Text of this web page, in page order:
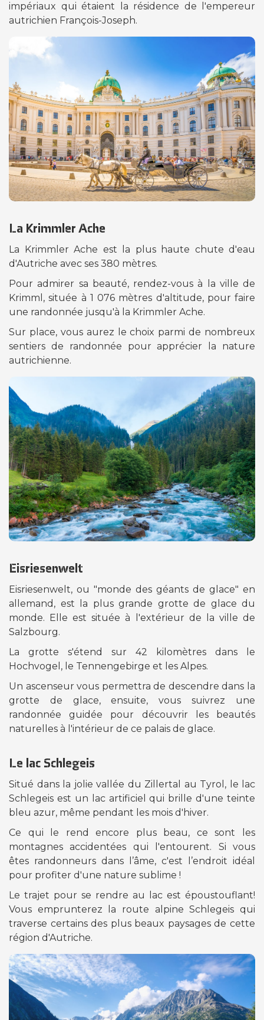
impériaux qui étaient la résidence de l'empereur
autrichien François-Joseph.
La Krimmler Ache
La Krimmler Ache est la plus haute chute d'eau
d'Autriche avec ses 380 mètres.
Pour admirer sa beauté, rendez-vous à la ville de
Krimml, située à 1 076 mètres d'altitude, pour faire
une randonnée jusqu'à la Krimmler Ache.
Sur place, vous aurez le choix parmi de nombreux
sentiers de randonnée pour apprécier la nature
autrichienne.
Eisriesenwelt
Eisriesenwelt, ou "monde des géants de glace" en
allemand, est la plus grande grotte de glace du
monde. Elle est située à l'extérieur de la ville de
Salzbourg.
La grotte s'étend sur 42 kilomètres dans le
Hochvogel, le Tennengebirge et les Alpes.
Un ascenseur vous permettra de descendre dans la
grotte de glace, ensuite, vous suivrez une
randonnée guidée pour découvrir les beautés
naturelles à l'intérieur de ce palais de glace.
Le lac Schlegeis
Situé dans la jolie vallée du Zillertal au Tyrol, le lac
Schlegeis est un lac artificiel qui brille d'une teinte
bleu azur, même pendant les mois d'hiver.
Ce qui le rend encore plus beau, ce sont les
montagnes accidentées qui l'entourent. Si vous
êtes randonneurs dans l’âme, c'est l’endroit idéal
pour profiter d'une nature sublime !
Le trajet pour se rendre au lac est époustouflant!
Vous emprunterez la route alpine Schlegeis qui
traverse certains des plus beaux paysages de cette
région d'Autriche.